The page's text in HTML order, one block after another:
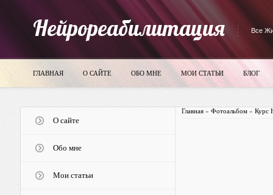
Нейрореабилитация Все
ГЛАВНАЯ О САЙТЕ ОБО МНЕ МОИ СТАТЬИ БЛОГ
О сайте
Обо мне
Мои статьи
Главная» Фотоальбом» Курс